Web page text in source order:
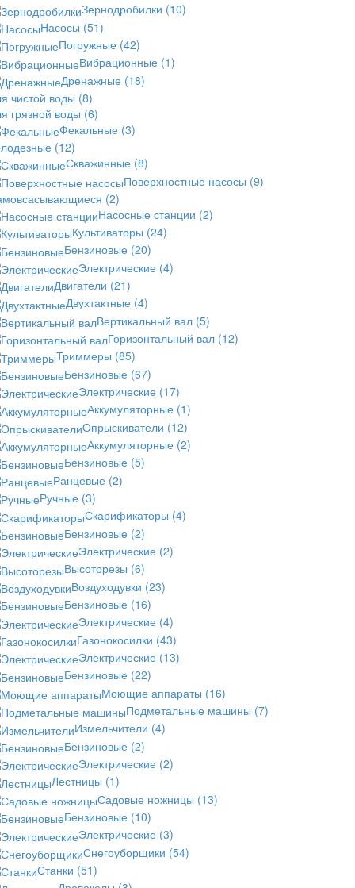
Зернодробилки (10)
Насосы (51)
Погружные (42)
Вибрационные (1)
Дренажные (18)
чистой воды (8)
грязной воды (6)
Фекальные (3)
(12)
Скважинные (8)
Поверхностные насосы (9)
(2)
Насосные станции (2)
Культиваторы (24)
Бензиновые (20)
Электрические (4)
Двигатели (21)
Двухтактные (4)
Вертикальный вал (5)
Горизонтальный вал (12)
Триммеры (85)
Бензиновые (67)
Электрические (17)
Аккумуляторные (1)
Опрыскиватели (12)
Аккумуляторные (2)
Бензиновые (5)
Ранцевые (2)
Ручные (3)
Скарификаторы (4)
Бензиновые (2)
Электрические (2)
Высоторезы (6)
Воздуходувки (23)
Бензиновые (16)
Электрические (4)
Газонокосилки (43)
Электрические (13)
Бензиновые (22)
Моющие аппараты (16)
Подметальные машины (7)
Измельчители (4)
Бензиновые (2)
Электрические (2)
Лестницы (1)
Садовые ножницы (13)
Бензиновые (10)
Электрические (3)
Снегоуборщики (54)
Станки (51)